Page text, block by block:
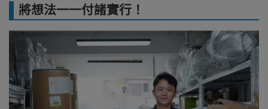
將想法一一付諸實行！